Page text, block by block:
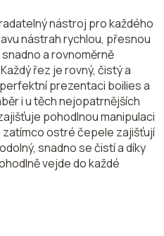
nástroj pro každého
nástrah rychlou, přesnou
a rovnoměrně
řez je rovný, čistý a
prezentaci boilies a
i u těch nejopatrnějších
pohodlnou manipulaci
zatímco ostré čepele zajišťují
snadno se čistí a díky
vejde do každé